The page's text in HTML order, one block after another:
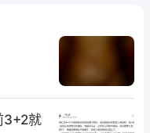
3+2就